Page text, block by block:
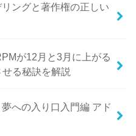
リングと著作権の正しい
が12月と3月に上がる
る秘訣を解説
への入り口入門編 アド